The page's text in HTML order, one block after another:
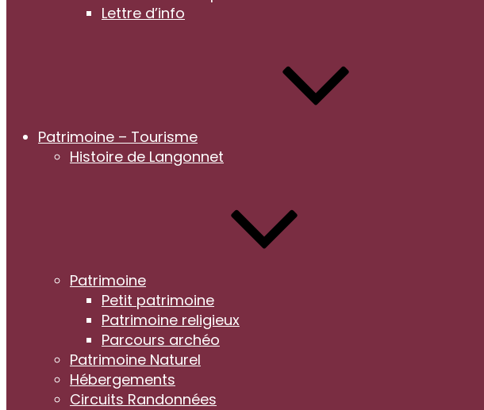
Lettre d’info
Patrimoine – Tourisme
Histoire de Langonnet
Patrimoine
Petit patrimoine
Patrimoine religieux
Parcours archéo
Patrimoine Naturel
Hébergements
Circuits Randonnées